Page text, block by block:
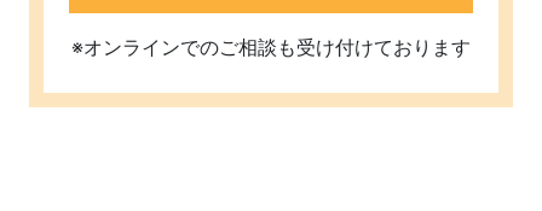
※オンラインでのご相談も受け付けております